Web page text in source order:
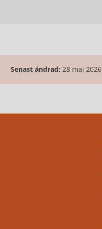
Senast ändrad: 28 maj 2026